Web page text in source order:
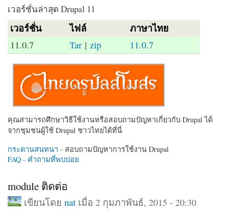
เวอร์ชั่นล่าสุด Drupal 11
เวอร์ชั่น ไฟล์ ภาษาไทย
11.0.7 Tar | zip 11.0.7
คุณสามารถศึกษาวิธีใช้งานหรือสอบถามปัญหาเกี่ยวกับ Drupal ได้
จากชุมชนผู้ใช้ Drupal ชาวไทยได้ที่นี่
กระดานสนทนา - สอบถามปัญหาการใช้งาน Drupal
FAQ - คำถามที่พบบ่อย
module ติดต่อ
เขียนโดย natเมื่อ 2 กุมภาพันธ์, 2015 - 20:30